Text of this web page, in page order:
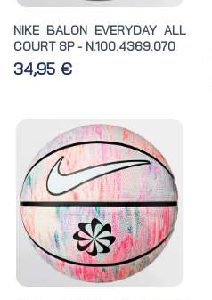
NIKE BALON EVERYDAY ALL
COURT 8P - N.100.4369.070
34,95 €